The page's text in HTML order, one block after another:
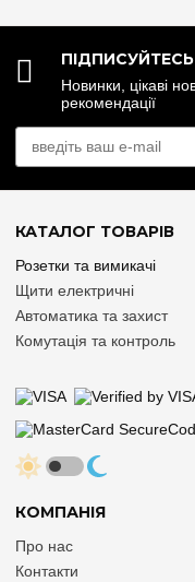
Новинки, цікаві
рекомендації
КОМПАНІЯ
Про нас
Контакти
КАТАЛОГ ТОВАРІВ
Розетки та вимикачі
Щити електричні
Автоматика та захист
Комутація та контроль